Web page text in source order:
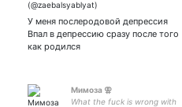
У меня послеродовой депрессия
Впал в депрессию сразу после того
как родился
Мимоза ⚢
What the fuck is wrong with